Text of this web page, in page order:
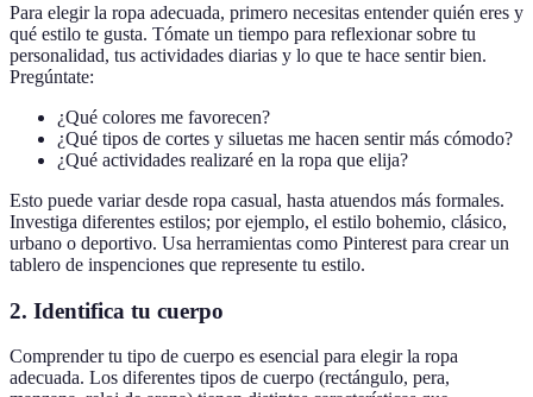
Para elegir la ropa adecuada, primero necesitas entender quién eres y
qué estilo te gusta. Tómate un tiempo para reflexionar sobre tu
personalidad, tus actividades diarias y lo que te hace sentir bien.
Pregúntate:
¿Qué colores me favorecen?
¿Qué tipos de cortes y siluetas me hacen sentir más cómodo?
¿Qué actividades realizaré en la ropa que elija?
Esto puede variar desde ropa casual, hasta atuendos más formales.
Investiga diferentes estilos; por ejemplo, el estilo bohemio, clásico,
urbano o deportivo. Usa herramientas como Pinterest para crear un
tablero de inspenciones que represente tu estilo.
2. Identifica tu cuerpo
Comprender tu tipo de cuerpo es esencial para elegir la ropa
adecuada. Los diferentes tipos de cuerpo (rectángulo, pera,